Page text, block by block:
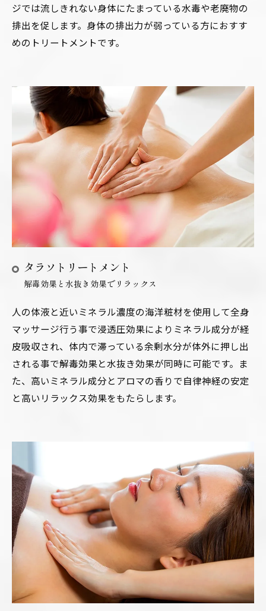
ジでは流しきれない身体にたまっている水毒や老廃物の
排出を促します。身体の排出力が弱っている方におすす
めのトリートメントです。
タラソトリートメント
解毒効果と水抜き効果でリラックス
人の体液と近いミネラル濃度の海洋粧材を使用して全身
マッサージ行う事で浸透圧効果によりミネラル成分が経
皮吸収され、体内で滞っている余剰水分が体外に押し出
される事で解毒効果と水抜き効果が同時に可能です。ま
た、高いミネラル成分とアロマの香りで自律神経の安定
と高いリラックス効果をもたらします。